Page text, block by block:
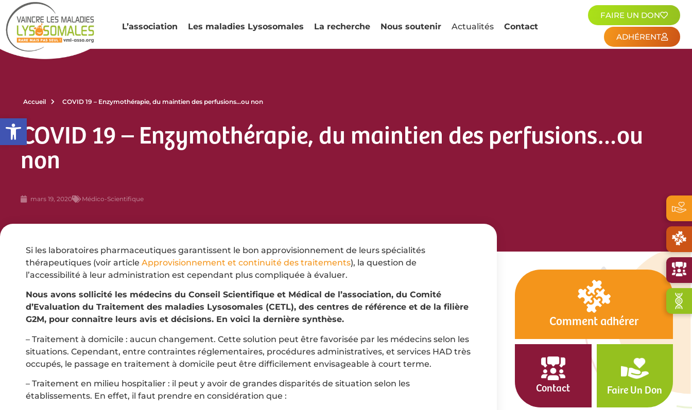
Ouvrir la barre d’outils
L’association Les maladies Lysosomales La recherche Nous soutenir Actualités Contact
FAIRE UN DON
ADHÉRENT
Accueil COVID 19 – Enzymothérapie, du maintien des perfusions…ou non
COVID 19 – Enzymothérapie, du maintien des perfusions…ou
non
mars 19, 2020 Médico-Scientifique
Si les laboratoires pharmaceutiques garantissent le bon approvisionnement de leurs spécialités
thérapeutiques (voir article Approvisionnement et continuité des traitements), la question de
l’accessibilité à leur administration est cependant plus compliquée à évaluer.
Nous avons sollicité les médecins du Conseil Scientifique et Médical de l’association, du Comité
d’Evaluation du Traitement des maladies Lysosomales (CETL), des centres de référence et de la filière
G2M, pour connaître leurs avis et décisions. En voici la dernière synthèse.
– Traitement à domicile : aucun changement. Cette solution peut être favorisée par les médecins selon les
situations. Cependant, entre contraintes réglementaires, procédures administratives, et services HAD très
occupés, le passage en traitement à domicile peut être difficilement envisageable à court terme.
– Traitement en milieu hospitalier : il peut y avoir de grandes disparités de situation selon les
établissements. En effet, il faut prendre en considération que :
Comment adhérer
Contact Faire Un Don